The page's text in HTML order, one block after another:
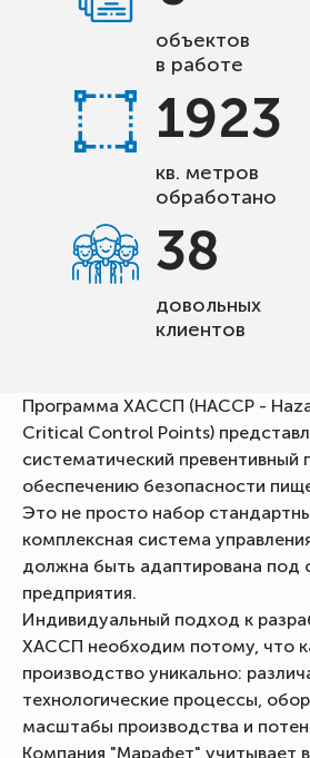
объектов
в работе
1923
кв. метров
обработано
38
довольных
клиентов
Программа ХАССП (HACCP -
Critical Control Points)
систематический превентивный
обеспечению безопасности
Это не просто набор
комплексная система
должна быть адаптирована под
предприятия.
Индивидуальный подход к
ХАССП необходим потому, что
производство уникально:
технологические процессы,
масштабы производства и
Компания "Марафет" учитывает